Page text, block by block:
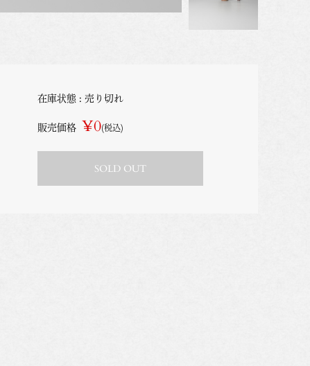
在庫状態 : 売り切れ
販売価格 ¥0(税込)
SOLD OUT